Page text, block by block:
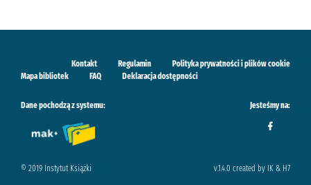
Kontakt Regulamin
Polityka prywatności i plików cookie
Mapa bibliotek
FAQ Deklaracja dostępności
Dane pochodzą z systemu: Jesteśmy na:
© 2019 Instytut Książki v.1.4.0 created by IK & H7